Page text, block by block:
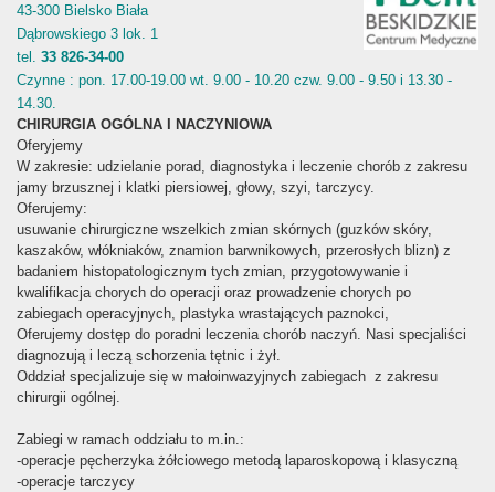
43-300 Bielsko Biała
Dąbrowskiego 3 lok. 1
tel. 33 826-34-00
Czynne : pon. 17.00-19.00 wt. 9.00 - 10.20 czw. 9.00 - 9.50 i 13.30 -
14.30.
CHIRURGIA OGÓLNA I NACZYNIOWA
Oferyjemy
W zakresie: udzielanie porad, diagnostyka i leczenie chorób z zakresu
jamy brzusznej i klatki piersiowej, głowy, szyi, tarczycy.
Oferujemy:
usuwanie chirurgiczne wszelkich zmian skórnych (guzków skóry,
kaszaków, włókniaków, znamion barwnikowych, przerosłych blizn) z
badaniem histopatologicznym tych zmian, przygotowywanie i
kwalifikacja chorych do operacji oraz prowadzenie chorych po
zabiegach operacyjnych, plastyka wrastających paznokci,
Oferujemy dostęp do poradni leczenia chorób naczyń. Nasi specjaliści
diagnozują i leczą schorzenia tętnic i żył.
Oddział specjalizuje się w małoinwazyjnych zabiegach z zakresu
chirurgii ogólnej.
Zabiegi w ramach oddziału to m.in.:
-operacje pęcherzyka żółciowego metodą laparoskopową i klasyczną
-operacje tarczycy